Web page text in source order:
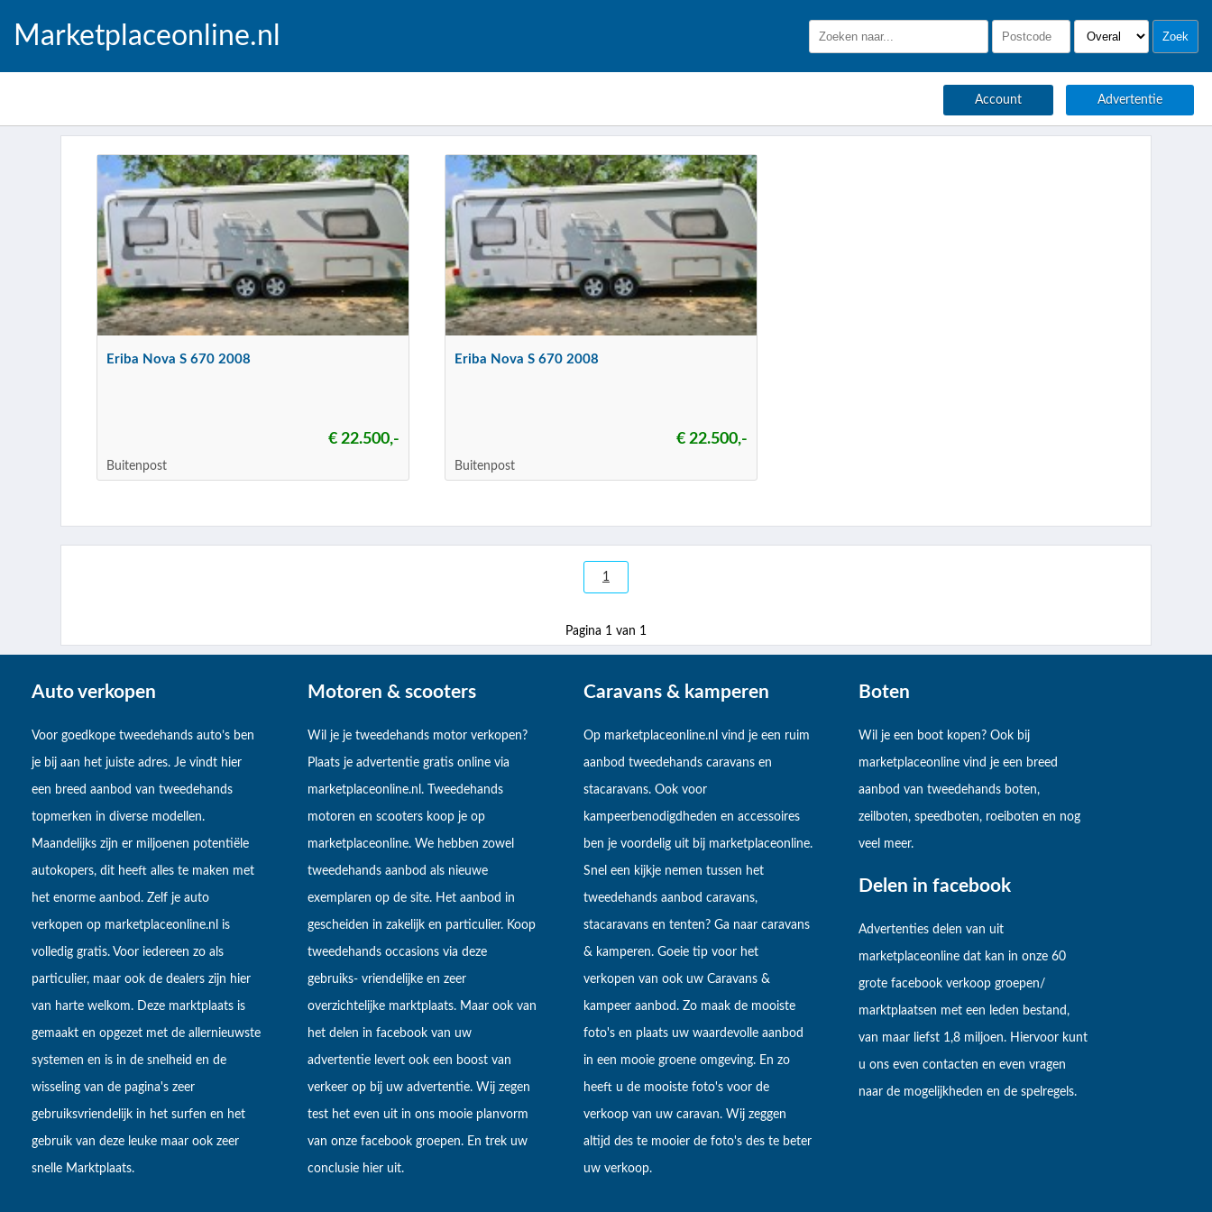
Marketplaceonline.nl
Account Advertentie
Eriba Nova S 670 2008
€ 22.500,-
Buitenpost
Eriba Nova S 670 2008
€ 22.500,-
Buitenpost
1
Pagina 1 van 1
Auto verkopen
Voor goedkope tweedehands auto’s ben
je bij aan het juiste adres. Je vindt hier
een breed aanbod van tweedehands
topmerken in diverse modellen.
Maandelijks zijn er miljoenen potentiële
autokopers, dit heeft alles te maken met
het enorme aanbod. Zelf je auto
verkopen op marketplaceonline.nl is
volledig gratis. Voor iedereen zo als
particulier, maar ook de dealers zijn hier
van harte welkom. Deze marktplaats is
gemaakt en opgezet met de allernieuwste
systemen en is in de snelheid en de
wisseling van de pagina's zeer
gebruiksvriendelijk in het surfen en het
gebruik van deze leuke maar ook zeer
snelle Marktplaats.
Motoren & scooters
Wil je je tweedehands motor verkopen?
Plaats je advertentie gratis online via
marketplaceonline.nl. Tweedehands
motoren en scooters koop je op
marketplaceonline. We hebben zowel
tweedehands aanbod als nieuwe
exemplaren op de site. Het aanbod in
gescheiden in zakelijk en particulier. Koop
tweedehands occasions via deze
gebruiks- vriendelijke en zeer
overzichtelijke marktplaats. Maar ook van
het delen in facebook van uw
advertentie levert ook een boost van
verkeer op bij uw advertentie. Wij zegen
test het even uit in ons mooie planvorm
van onze facebook groepen. En trek uw
conclusie hier uit.
Caravans & kamperen
Op marketplaceonline.nl vind je een ruim
aanbod tweedehands caravans en
stacaravans. Ook voor
kampeerbenodigdheden en accessoires
ben je voordelig uit bij marketplaceonline.
Snel een kijkje nemen tussen het
tweedehands aanbod caravans,
stacaravans en tenten? Ga naar caravans
& kamperen. Goeie tip voor het
verkopen van ook uw Caravans &
kampeer aanbod. Zo maak de mooiste
foto's en plaats uw waardevolle aanbod
in een mooie groene omgeving. En zo
heeft u de mooiste foto's voor de
verkoop van uw caravan. Wij zeggen
altijd des te mooier de foto's des te beter
uw verkoop.
Boten
Wil je een boot kopen? Ook bij
marketplaceonline vind je een breed
aanbod van tweedehands boten,
zeilboten, speedboten, roeiboten en nog
veel meer.
Delen in facebook
Advertenties delen van uit
marketplaceonline dat kan in onze 60
grote facebook verkoop groepen/
marktplaatsen met een leden bestand,
van maar liefst 1,8 miljoen. Hiervoor kunt
u ons even contacten en even vragen
naar de mogelijkheden en de spelregels.